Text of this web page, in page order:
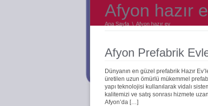
Afyon hazır
Ana Sayfa \ Afyon hazır ev
Afyon Prefabrik
Dünyanın en güzel prefabrik Hazır
üretilen uzun ömürlü mükemmel
yapı teknolojisi kullanılarak vidalı
kalitemizi ve satış sonrası hizmete
Afyon’da […]